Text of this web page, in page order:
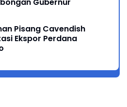
Gubernur
Pisang Cavendish
Ekspor Perdana